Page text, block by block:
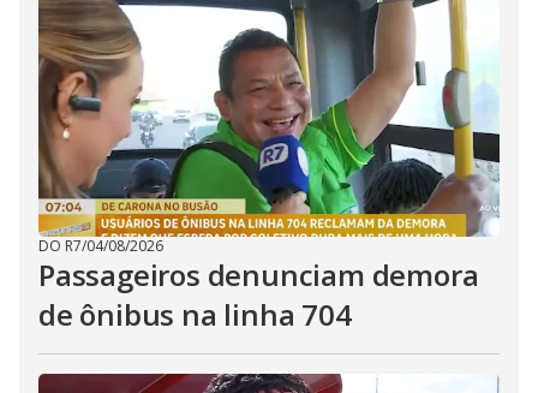
DO R7/04/08/2026
Passageiros denunciam demora
de ônibus na linha 704